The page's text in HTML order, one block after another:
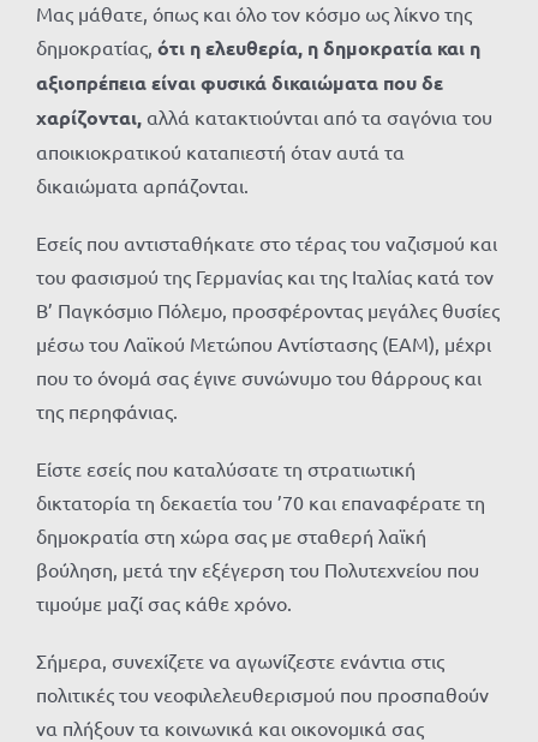
Μας μάθατε, όπως και όλο τον κόσμο ως λίκνο της
δημοκρατίας, ότι η ελευθερία, η δημοκρατία και η
αξιοπρέπεια είναι φυσικά δικαιώματα που δε
χαρίζονται, αλλά κατακτιούνται από τα σαγόνια του
αποικιοκρατικού καταπιεστή όταν αυτά τα
δικαιώματα αρπάζονται.
Εσείς που αντισταθήκατε στο τέρας του ναζισμού και
του φασισμού της Γερμανίας και της Ιταλίας κατά τον
Β’ Παγκόσμιο Πόλεμο, προσφέροντας μεγάλες θυσίες
μέσω του Λαϊκού Μετώπου Αντίστασης (ΕΑΜ), μέχρι
που το όνομά σας έγινε συνώνυμο του θάρρους και
της περηφάνιας.
Είστε εσείς που καταλύσατε τη στρατιωτική
δικτατορία τη δεκαετία του ’70 και επαναφέρατε τη
δημοκρατία στη χώρα σας με σταθερή λαϊκή
βούληση, μετά την εξέγερση του Πολυτεχνείου που
τιμούμε μαζί σας κάθε χρόνο.
Σήμερα, συνεχίζετε να αγωνίζεστε ενάντια στις
πολιτικές του νεοφιλελευθερισμού που προσπαθούν
να πλήξουν τα κοινωνικά και οικονομικά σας